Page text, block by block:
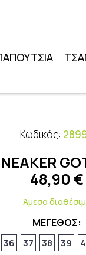
Κωδικός:
48,90 €
Άμεσα
ΜΕΓΕΘΟΣ:
36 37 38 39